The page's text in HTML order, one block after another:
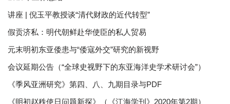
讲座 | 倪玉平教授谈“清代财政的近代转型”
假贡济私：明代朝鲜赴华使臣的私人贸易
元末明初东亚倭患与“倭寇外交”研究的新视野
会议延期公告（“全球史视野下的东亚海洋史学术研讨会”）
《季风亚洲研究》第四、八、九期目录与PDF
《明初赵秩使日问题新探》（《江海学刊》2020年第2期）